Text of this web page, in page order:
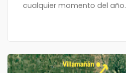
cualquier momento del año.